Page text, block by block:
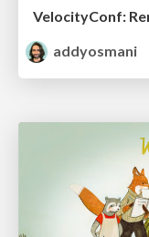
addyosmani